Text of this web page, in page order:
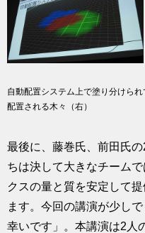
自動配置システム上で塗り分けら
配置される木々（右）
最後に、藤巻氏、前田氏
ちは決して大きなチーム
クスの量と質を安定して
ます。今回の講演が少し
幸いです」。本講演は2人